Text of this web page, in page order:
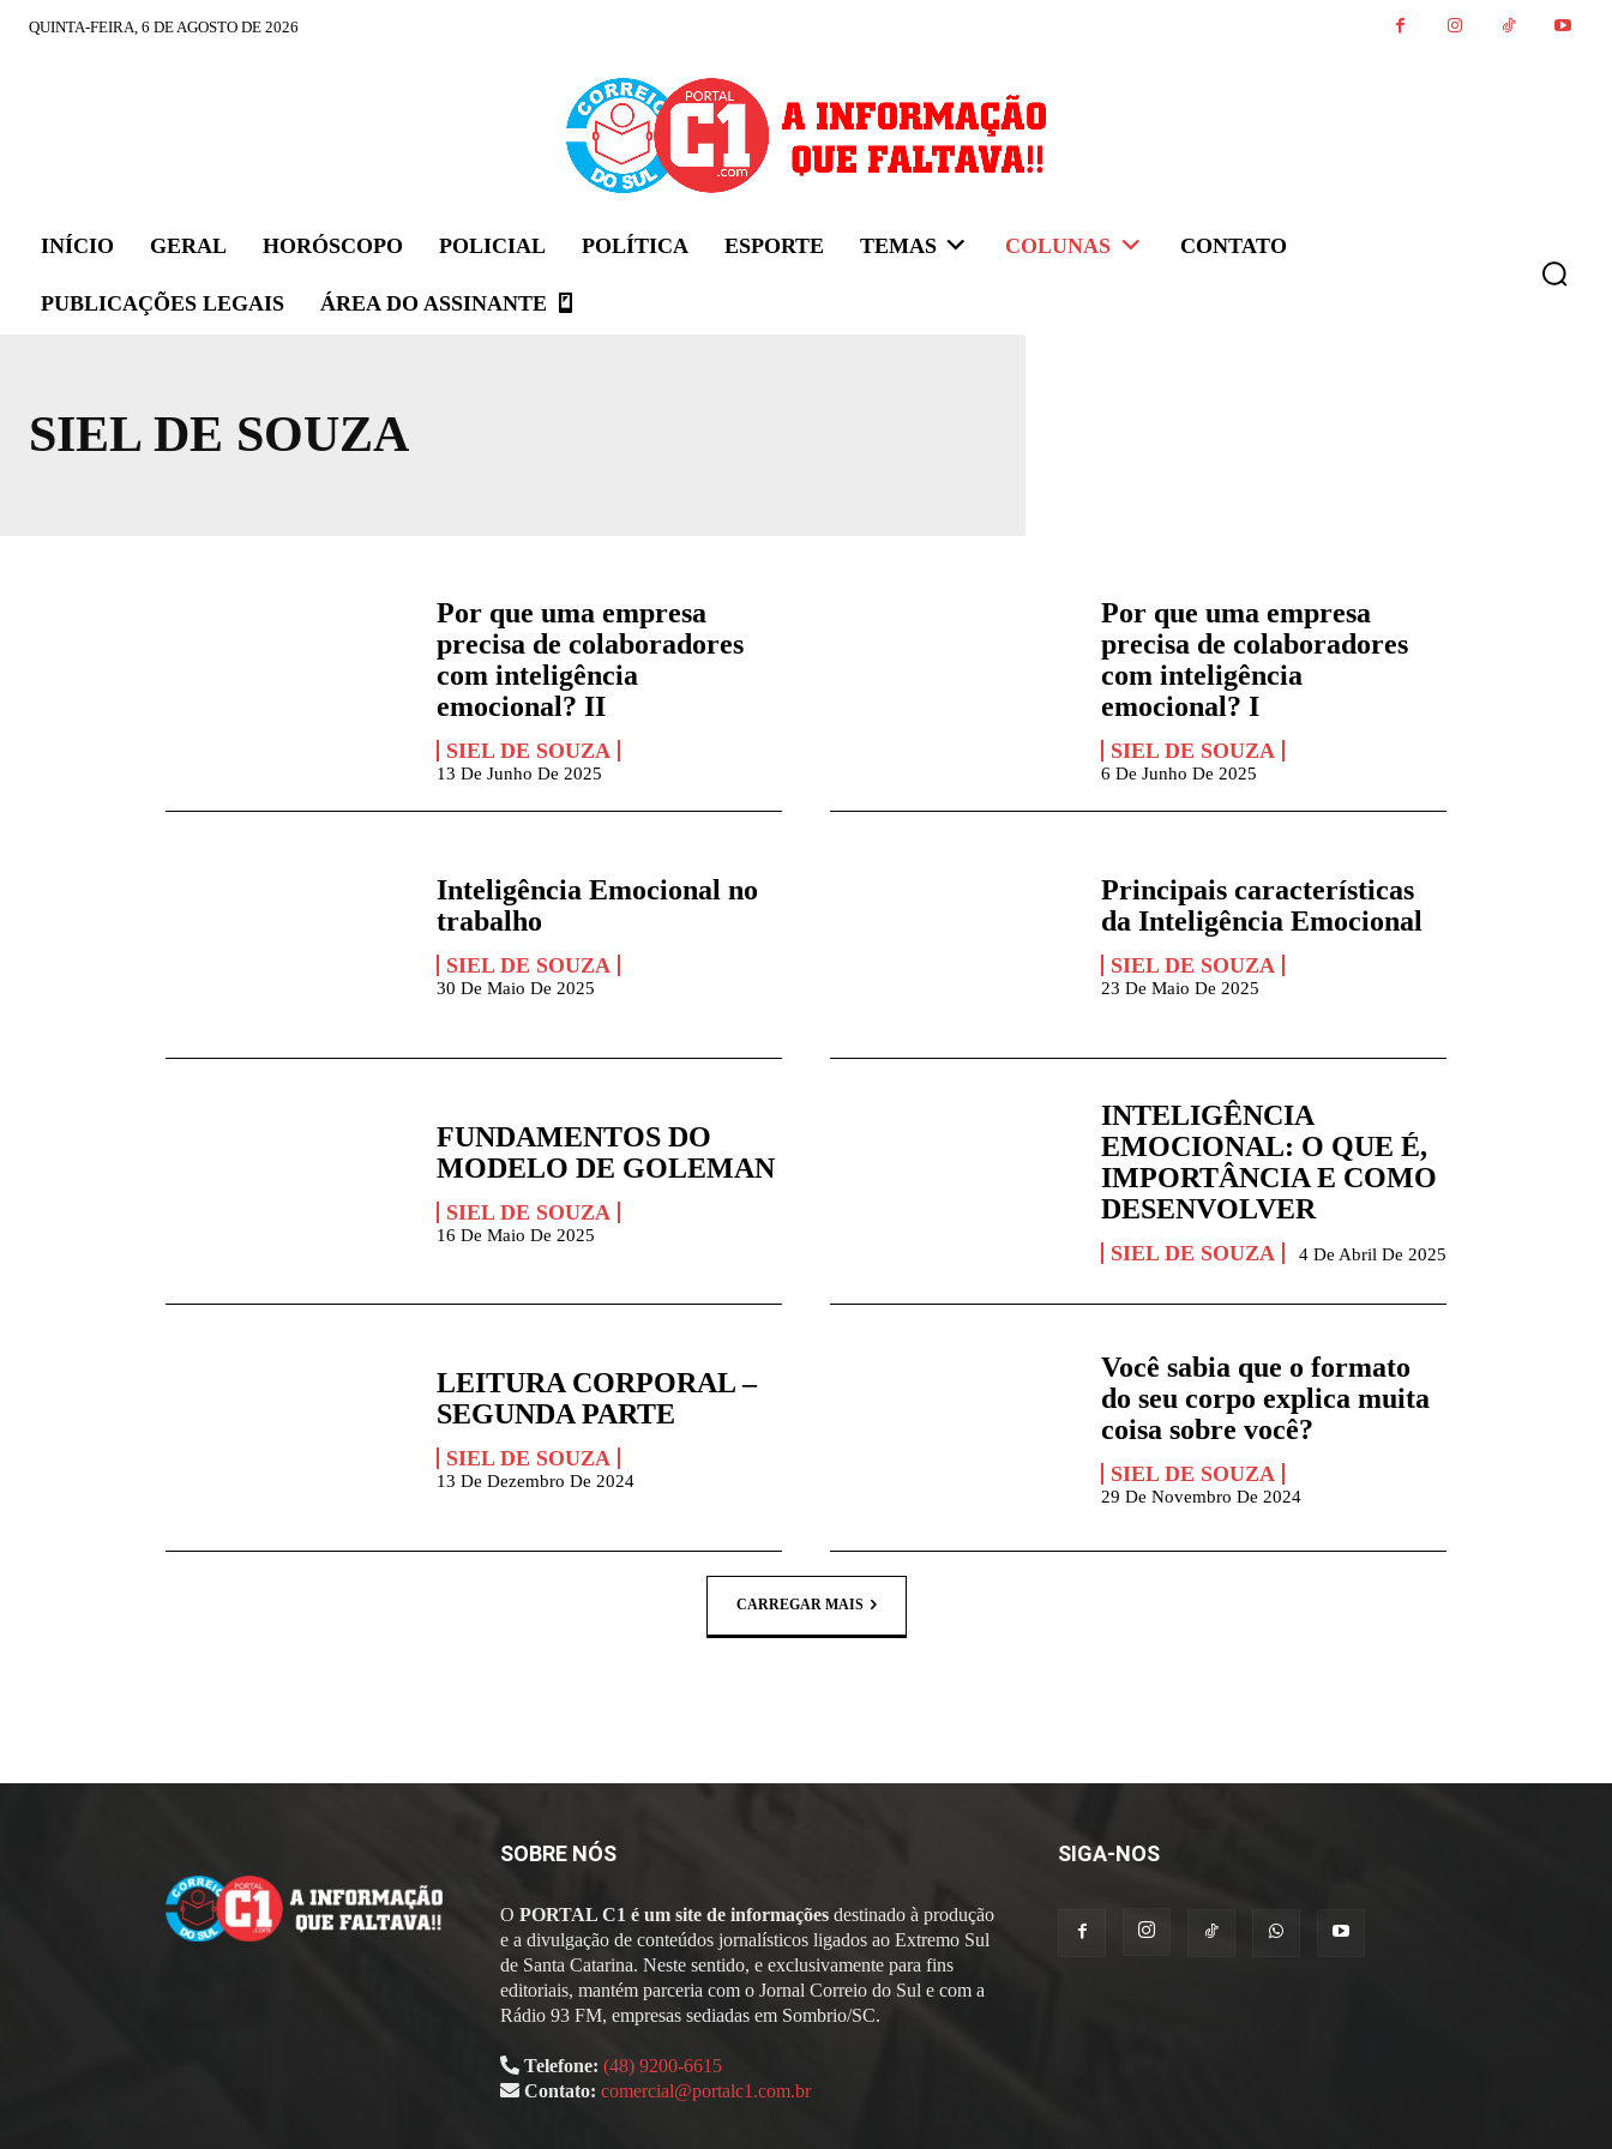
QUINTA-FEIRA, 6 DE AGOSTO DE 2026
INÍCIO GERAL HORÓSCOPO POLICIAL POLÍTICA ESPORTE TEMAS COLUNAS CONTATO
PUBLICAÇÕES LEGAIS ÁREA DO ASSINANTE
SIEL DE SOUZA
Por que uma empresa
precisa de colaboradores
com inteligência
emocional? II
SIEL DE SOUZA
13 De Junho De 2025
Por que uma empresa
precisa de colaboradores
com inteligência
emocional? I
SIEL DE SOUZA
6 De Junho De 2025
Inteligência Emocional no
trabalho
SIEL DE SOUZA
30 De Maio De 2025
Principais características
da Inteligência Emocional
SIEL DE SOUZA
23 De Maio De 2025
FUNDAMENTOS DO
MODELO DE GOLEMAN
SIEL DE SOUZA
16 De Maio De 2025
INTELIGÊNCIA
EMOCIONAL: O QUE É,
IMPORTÂNCIA E COMO
DESENVOLVER
SIEL DE SOUZA 4 De Abril De 2025
LEITURA CORPORAL –
SEGUNDA PARTE
SIEL DE SOUZA
13 De Dezembro De 2024
Você sabia que o formato
do seu corpo explica muita
coisa sobre você?
SIEL DE SOUZA
29 De Novembro De 2024
CARREGAR MAIS
SOBRE NÓS
O PORTAL C1 é um site de informações destinado à produção
e a divulgação de conteúdos jornalísticos ligados ao Extremo Sul
de Santa Catarina. Neste sentido, e exclusivamente para fins
editoriais, mantém parceria com o Jornal Correio do Sul e com a
Rádio 93 FM, empresas sediadas em Sombrio/SC.
Telefone: (48) 9200-6615
Contato: comercial@portalc1.com.br
SIGA-NOS